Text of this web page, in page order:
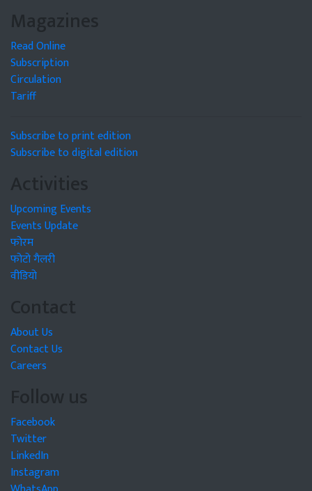
Magazines
Read Online
Subscription
Circulation
Tariff
Subscribe to print edition
Subscribe to digital edition
Activities
Upcoming Events
Events Update
फोरम
फोटो गैलरी
वीडियो
Contact
About Us
Contact Us
Careers
Follow us
Facebook
Twitter
LinkedIn
Instagram